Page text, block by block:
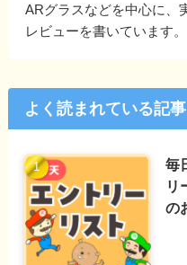
ARグラスなどを中心に、
レビューを書いています。
よく読まれている記事
毎
リ
の